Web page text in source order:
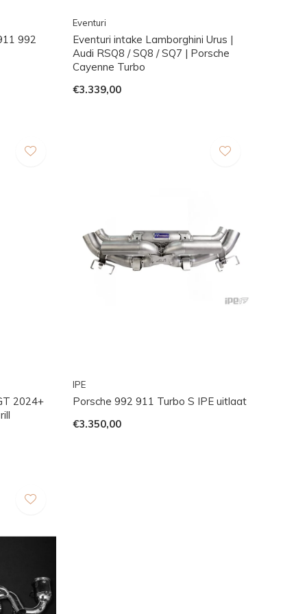
992
Eventuri
Eventuri intake Lamborghini Urus |
Audi RSQ8 / SQ8 / SQ7 | Porsche
Cayenne Turbo
€3.339,00
2024+
IPE
Porsche 992 911 Turbo S IPE uitlaat
€3.350,00